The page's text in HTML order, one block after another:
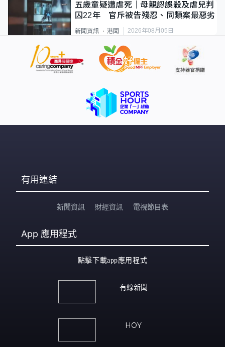
五歲童疑遭虐死｜母親認誤殺及虐兒判
囚22年 官斥被告殘忍、同類案最惡劣
新聞資訊 港聞 2026年08月05日
有用連結
新聞資訊 財經資訊 電視節目表
App 應用程式
點擊下載app應用程式
有線新聞
HOY